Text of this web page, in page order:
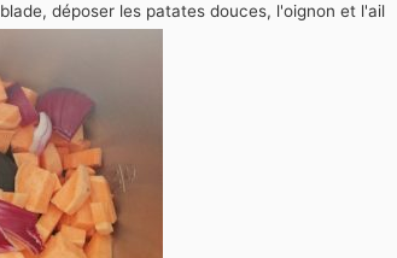
déposer les patates douces, l'oignon et l'ail